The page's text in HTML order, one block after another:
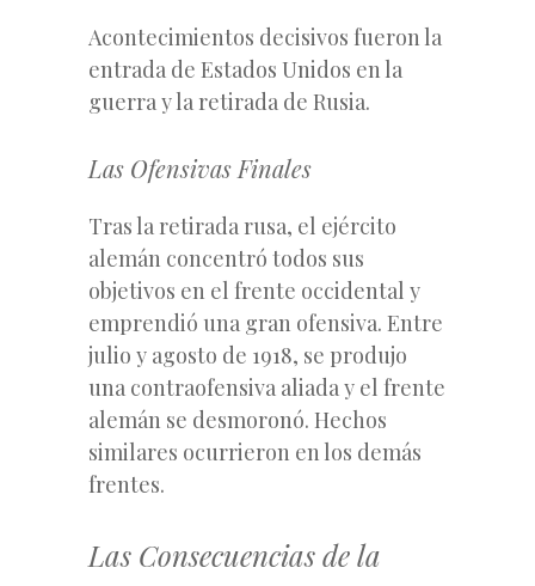
Acontecimientos decisivos fueron la
entrada de Estados Unidos en la
guerra y la retirada de Rusia.
Las Ofensivas Finales
Tras la retirada rusa, el ejército
alemán concentró todos sus
objetivos en el frente occidental y
emprendió una gran ofensiva. Entre
julio y agosto de 1918, se produjo
una contraofensiva aliada y el frente
alemán se desmoronó. Hechos
similares ocurrieron en los demás
frentes.
Las Consecuencias de la